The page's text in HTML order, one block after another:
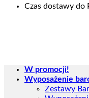
Czas dostawy do
W promocji!
Wyposażenie
Zestawy